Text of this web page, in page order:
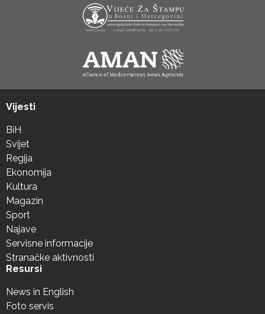
Vijesti
BiH
Svijet
Regija
Ekonomija
Kultura
Magazin
Sport
Najave
Servisne informacije
Stranačke aktivnosti
Resursi
News in English
Foto servis